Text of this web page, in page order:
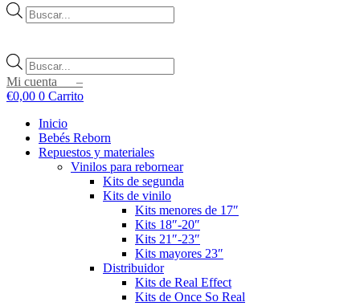
Búsqueda
de
Búsqueda
de
productos
Mi cuenta –
€0,00 0 Carrito
Inicio
Bebés Reborn
Repuestos y materiales
Vinilos para rebornear
Kits de segunda
Kits de vinilo
Kits menores de 17″
Kits 18″-20″
Kits 21″-23″
Kits mayores 23″
Distribuidor
Kits de Real Effect
Kits de Once So Real